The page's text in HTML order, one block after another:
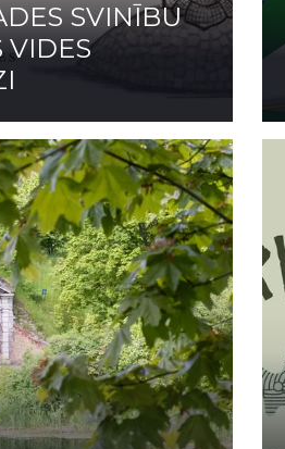
SVINĪBU
VIDES